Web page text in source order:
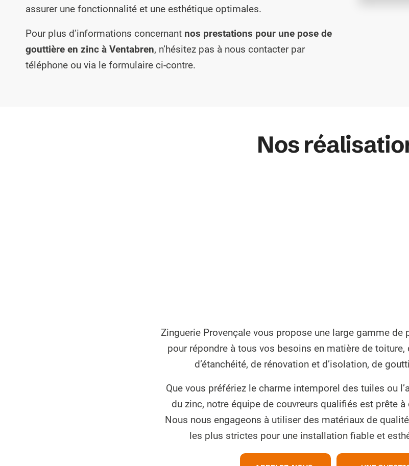
assurer une fonctionnalité et une esthétique optimales.
Pour plus d’informations concernant nos prestations pour une pose de
gouttière en zinc à Ventabren, n’hésitez pas à nous contacter par
téléphone ou via le formulaire ci-contre.
Nos
Zinguerie Provençale vous propose une large gamme de
pour répondre à tous vos besoins en matière de toiture,
d’étanchéité, de rénovation et d’isolation, de
Que vous préfériez le charme intemporel des tuiles ou
du zinc, notre équipe de couvreurs qualifiés est prête
Nous nous engageons à utiliser des matériaux de
les plus strictes pour une installation fiable et